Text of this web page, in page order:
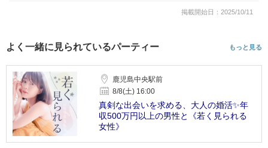
掲載開始日：2025/10/11
よく一緒に見られているパーティー もっと見る
鹿児島中央駅前
8/8(土) 16:00
真剣な出会いを求める、大人の婚活✨年
収500万円以上の男性と《若く見られる
女性》